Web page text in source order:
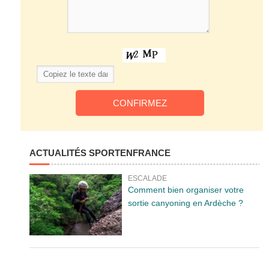
ACTUALITÉS SPORTENFRANCE
ESCALADE
Comment bien organiser votre
sortie canyoning en Ardèche ?